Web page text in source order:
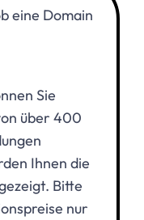
eine Domain
Sie
über 400
Ihnen die
Bitte
nur